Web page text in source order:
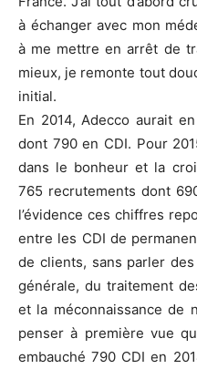
à échanger avec mon
à me mettre en arrêt de
mieux, je remonte tout
initial.
En 2014, Adecco aurait
dont 790 en CDI. Pour
dans le bonheur et la
765 recrutements dont
l’évidence ces chiffres
entre les CDI de
de clients, sans parler
générale, du traitement
et la méconnaissance de
penser à première vue
embauché 790 CDI en